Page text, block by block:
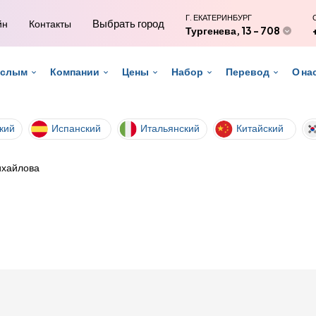
Контакты Выбрать город Г. ЕКАТЕРИНБУРГ
Тургенева, 13 - 708
Компании Цены Набор Перевод О
Испанский Итальянский Китайский